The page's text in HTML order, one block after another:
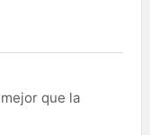
que la